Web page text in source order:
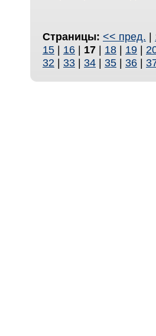
Страницы: << пред. |
15 | 16 | 17 | 18 | 19 |
32 | 33 | 34 | 35 | 36 |